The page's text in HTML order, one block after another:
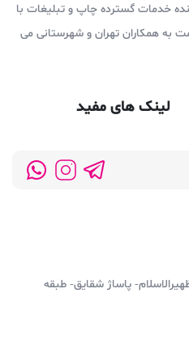
خدمات گسترده چاپ و تبلیغات با
به همکاران تهران و شهرستانی می
لینک های مفید
پاساژ شقایق- طبقه